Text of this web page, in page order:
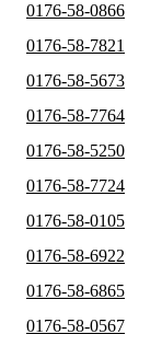
0176-58-0866
0176-58-7821
0176-58-5673
0176-58-7764
0176-58-5250
0176-58-7724
0176-58-0105
0176-58-6922
0176-58-6865
0176-58-0567